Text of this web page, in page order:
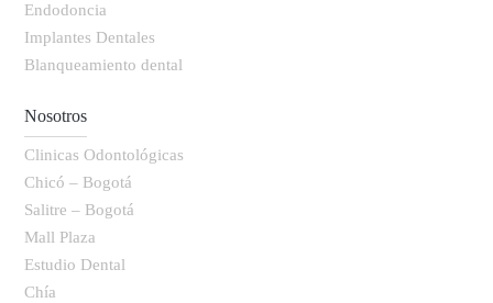
Endodoncia
Implantes Dentales
Blanqueamiento dental
Nosotros
Clinicas Odontológicas
Chicó – Bogotá
Salitre – Bogotá
Mall Plaza
Estudio Dental
Chía